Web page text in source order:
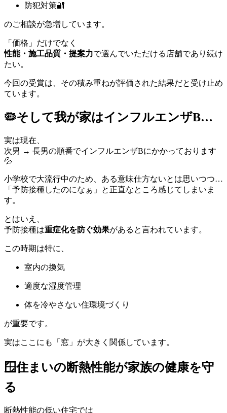
防犯対策🔐
のご相談が急増しています。
「価格」だけでなく
性能・施工品質・提案力で選んでいただける店舗であり続け
たい。
今回の受賞は、その積み重ねが評価された結果だと受け止め
ています。
🦠そして我が家はインフルエンザB…
実は現在、
次男 → 長男の順番でインフルエンザBにかかっております
💦
小学校で大流行中のため、ある意味仕方ないとは思いつつ…
「予防接種したのになぁ」と正直なところ感じてしまいま
す。
とはいえ、
予防接種は重症化を防ぐ効果があると言われています。
この時期は特に、
室内の換気
適度な湿度管理
体を冷やさない住環境づくり
が重要です。
実はここにも「窓」が大きく関係しています。
🪟住まいの断熱性能が家族の健康を守
る
断熱性能の低い住宅では